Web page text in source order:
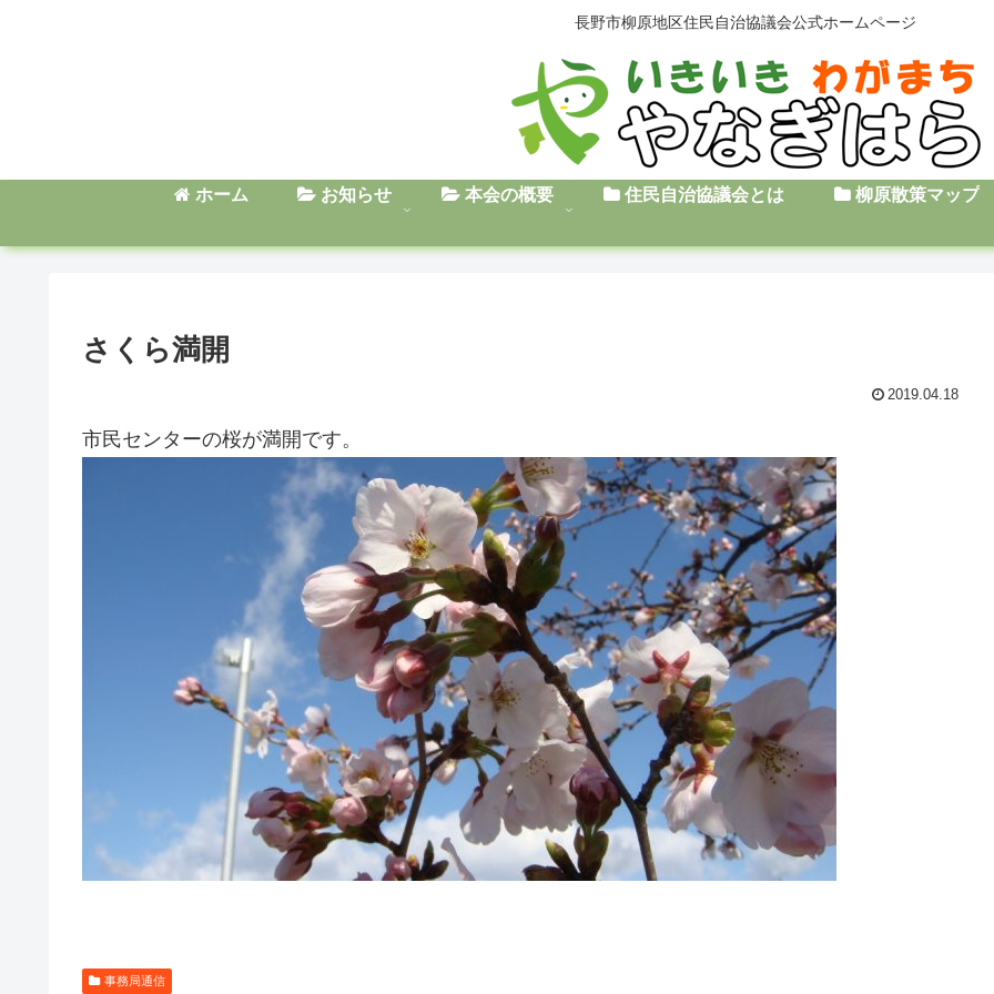
長野市柳原地区住民自治協議会公式ホームページ
ホーム お知らせ 本会の概要 住民自治協議会とは 柳原散策マップ
さくら満開
2019.04.18
市民センターの桜が満開です。
事務局通信